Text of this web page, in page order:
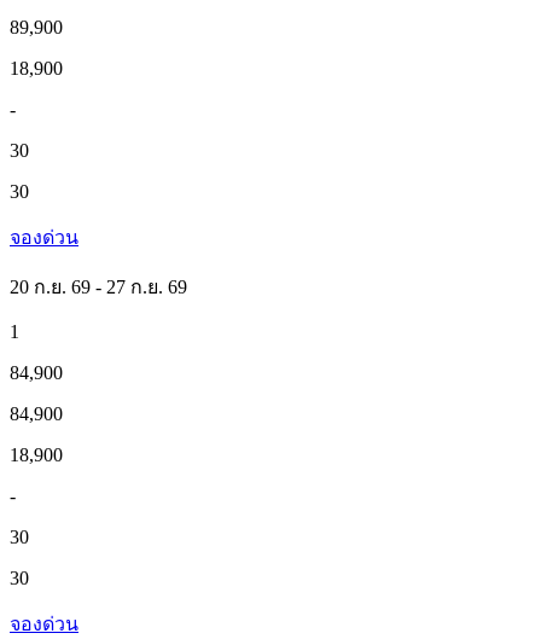
89,900
18,900
-
30
30
จองด่วน
20 ก.ย. 69 - 27 ก.ย. 69
1
84,900
84,900
18,900
-
30
30
จองด่วน